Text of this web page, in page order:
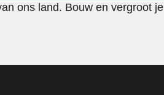
ons land. Bouw en vergroot je